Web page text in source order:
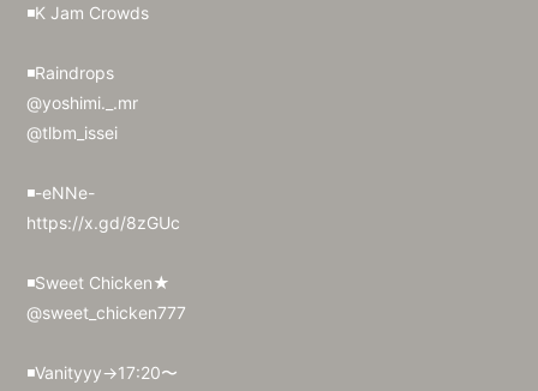
◾️K Jam Crowds
◾️Raindrops
@yoshimi._.mr
@tlbm_issei
◾️-eNNe-
https://x.gd/8zGUc
◾️Sweet Chicken★
@sweet_chicken777
◾️Vanityyy→17:20〜